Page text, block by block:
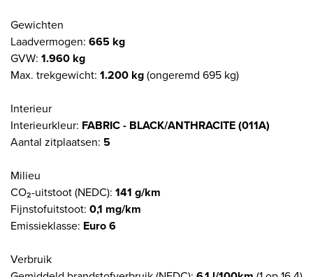
Gewichten
Laadvermogen: 665 kg
GVW: 1.960 kg
Max. trekgewicht: 1.200 kg(ongeremd 695 kg)
Interieur
Interieurkleur: FABRIC - BLACK/ANTHRACITE (011A)
Aantal zitplaatsen: 5
Milieu
CO₂-uitstoot (NEDC): 141 g/km
Fijnstofuitstoot: 0,1 mg/km
Emissieklasse: Euro 6
Verbruik